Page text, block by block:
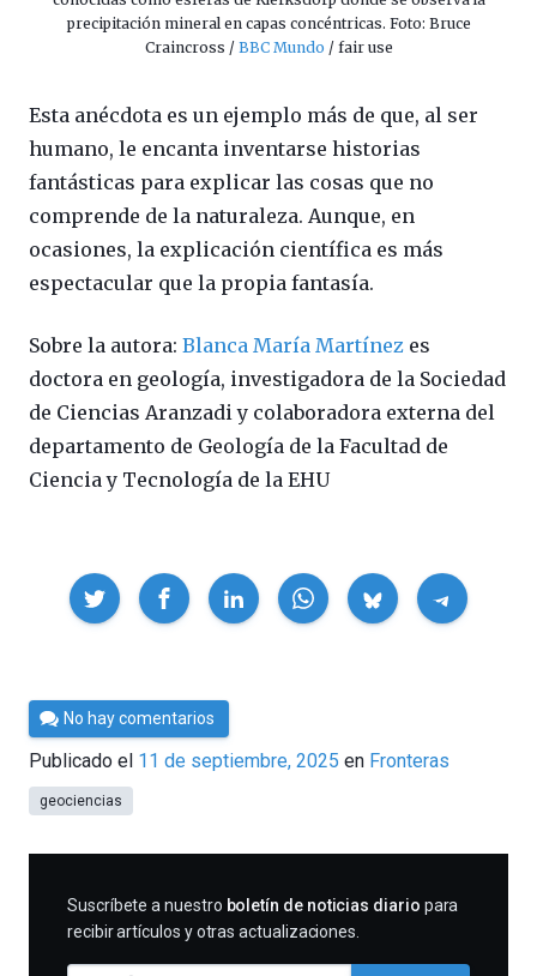
precipitación mineral en capas concéntricas. Foto: Bruce
Craincross / BBC Mundo / fair use
Esta anécdota es un ejemplo más de que, al ser
humano, le encanta inventarse historias
fantásticas para explicar las cosas que no
comprende de la naturaleza. Aunque, en
ocasiones, la explicación científica es más
espectacular que la propia fantasía.
Sobre la autora: Blanca María Martínez es
doctora en geología, investigadora de la Sociedad
de Ciencias Aranzadi y colaboradora externa del
departamento de Geología de la Facultad de
Ciencia y Tecnología de la EHU
Compartir
Por
César
Tomé
No hay comentarios
Publicado el 11 de septiembre, 2025 en Fronteras
geociencias
SUSCRIBIRME
Suscríbete a nuestro boletín de noticias diario para
recibir artículos y otras actualizaciones.